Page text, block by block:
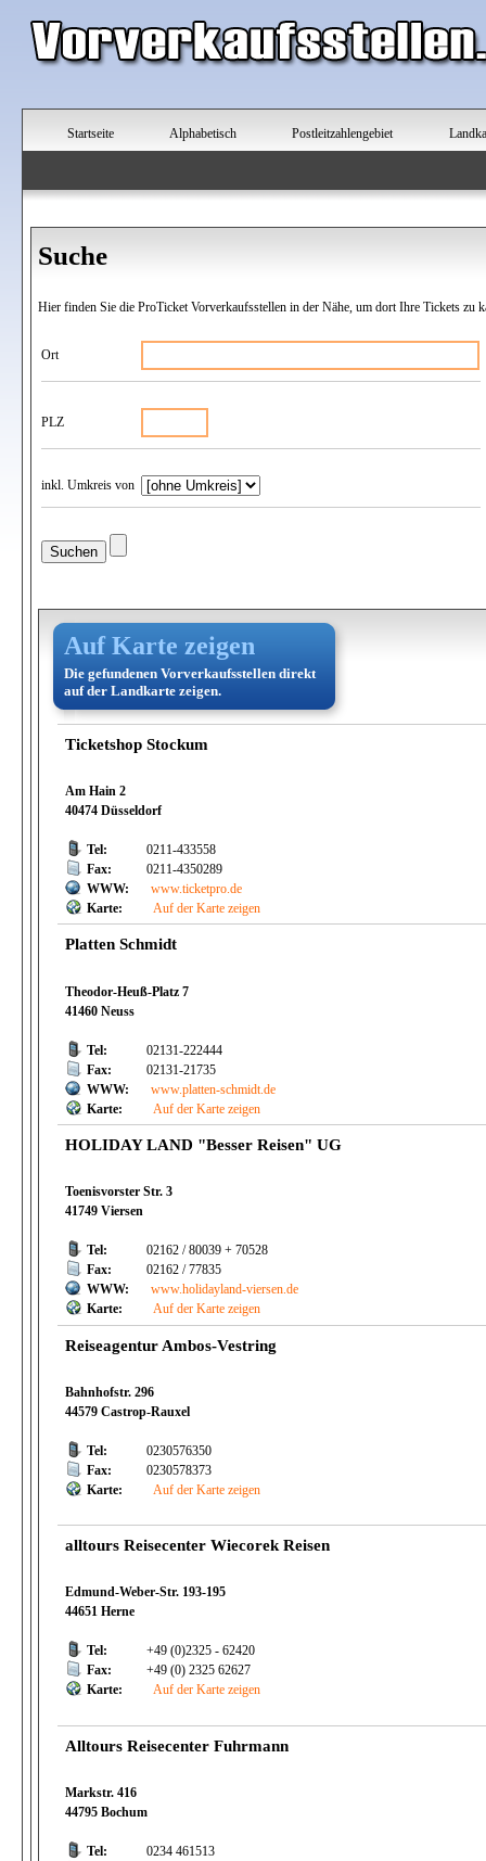
Startseite Alphabetisch Postleitzahlengebiet
Suche
Hier finden Sie die ProTicket Vorverkaufsstellen in der Nähe, um dort Ihre Tickets zu
Ort
PLZ
inkl. Umkreis von
Auf Karte zeigen
Die gefundenen Vorverkaufsstellen direkt
auf der Landkarte zeigen.
Ticketshop Stockum
Am Hain 2
40474 Düsseldorf
Tel:
0211-433558
Fax:
0211-4350289
WWW:
www.ticketpro.de
Karte:
Auf der Karte zeigen
Platten Schmidt
Theodor-Heuß-Platz 7
41460 Neuss
Tel:
02131-222444
Fax:
02131-21735
WWW:
www.platten-schmidt.de
Karte:
Auf der Karte zeigen
HOLIDAY LAND "Besser Reisen" UG
Toenisvorster Str. 3
41749 Viersen
Tel:
02162 / 80039 + 70528
Fax:
02162 / 77835
WWW:
www.holidayland-viersen.de
Karte:
Auf der Karte zeigen
Reiseagentur Ambos-Vestring
Bahnhofstr. 296
44579 Castrop-Rauxel
Tel:
0230576350
Fax:
0230578373
Karte:
Auf der Karte zeigen
alltours Reisecenter Wiecorek Reisen
Edmund-Weber-Str. 193-195
44651 Herne
Tel:
+49 (0)2325 - 62420
Fax:
+49 (0) 2325 62627
Karte:
Auf der Karte zeigen
Alltours Reisecenter Fuhrmann
Markstr. 416
44795 Bochum
Tel:
0234 461513